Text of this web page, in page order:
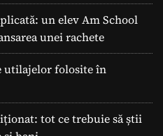
un elev Am School
unei rachete
utilajelor folosite în
tot ce trebuie să știi